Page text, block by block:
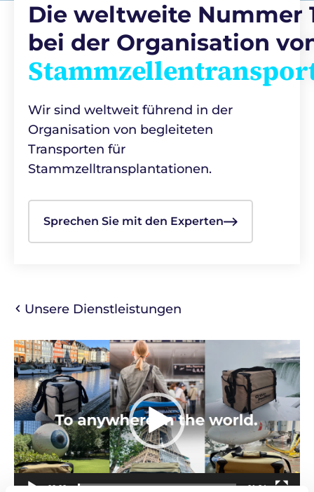
Die weltweite Nummer
bei der Organisation
Wir sind weltweit führend in der
Organisation von begleiteten
Transporten für
Stammzelltransplantationen.
Sprechen Sie mit den Experten
Unsere Dienstleistungen
Video-
Player
00:00 01:34